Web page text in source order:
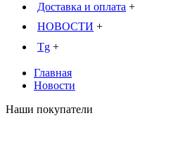
Доставка и оплата +
НОВОСТИ +
Tg +
Главная
Новости
Наши покупатели